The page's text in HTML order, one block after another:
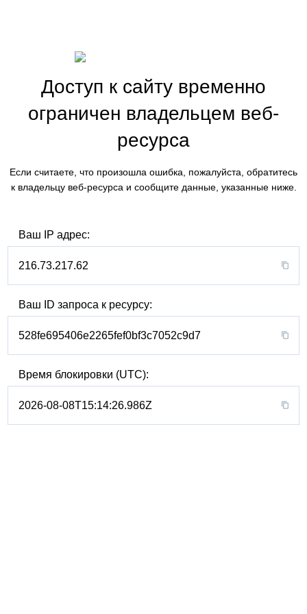
Доступ к сайту временно
ограничен владельцем веб-
ресурса
Если считаете, что произошла ошибка, пожалуйста, обратитесь
к владельцу веб-ресурса и сообщите данные, указанные ниже.
Ваш IP адрес:
216.73.217.62
Ваш ID запроса к ресурсу:
528fe695406e2265fef0bf3c7052c9d7
Время блокировки (UTC):
2026-08-08T15:14:26.986Z